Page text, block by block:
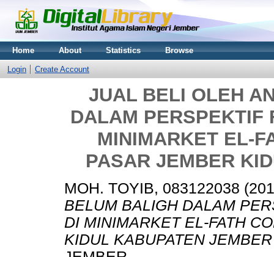
Home About Statistics Browse
Login Create Account
JUAL BELI OLEH
DALAM PERSPEKTIF
MINIMARKET EL-
PASAR JEMBER
MOH. TOYIB, 083122038
BELUM BALIGH DALAM
DI MINIMARKET EL-FATH
KIDUL KABUPATEN